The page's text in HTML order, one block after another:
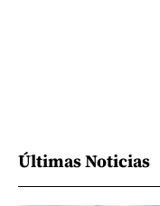
Últimas Noticias